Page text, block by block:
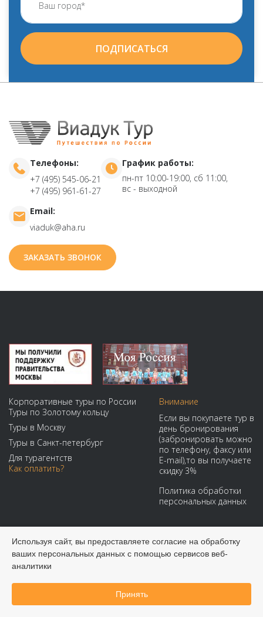
Забронировать онлайн
ПОДПИСАТЬСЯ
Телефоны:
+7 (495) 545-06-21
+7 (495) 961-61-27
График работы:
пн-пт 10:00-19:00, сб 11:00,
вс - выходной
Email:
viaduk@aha.ru
ЗАКАЗАТЬ ЗВОНОК
Корпоративные туры по России
Туры по Золотому кольцу
Туры в Москву
Туры в Санкт-петербург
Для турагентств
Как оплатить?
Внимание
Если вы покупаете тур в
день бронирования
(забронировать можно
по телефону, факсу или
E-mail),то вы получаете
скидку 3%
Политика обработки
персональных данных
Мы принимаем:
Используя сайт, вы предоставляете согласие на обработку
ваших персональных данных с помощью сервисов веб-
аналитики
Принять